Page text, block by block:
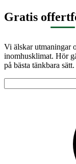
Gratis
Vi älskar utmaningar
inomhusklimat. Hör
på bästa tänkbara sätt.